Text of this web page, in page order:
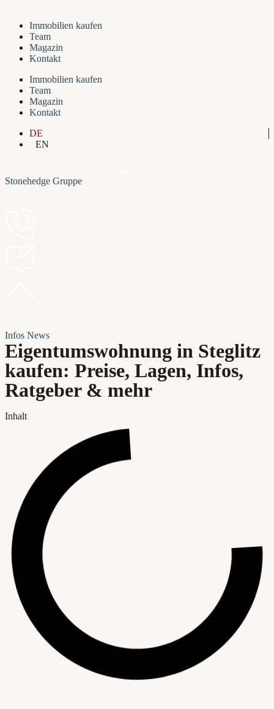
Immobilien kaufen
Team
Magazin
Kontakt
Immobilien kaufen
Team
Magazin
Kontakt
DE
EN
Stonehedge Gruppe
Infos News
Eigentumswohnung in Steglitz
kaufen: Preise, Lagen, Infos,
Ratgeber & mehr
Inhalt